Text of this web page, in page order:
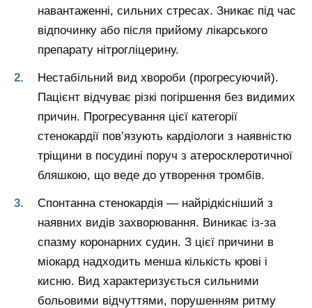
навантаженні, сильних стресах. Зникає під час
відпочинку або після прийому лікарського
препарату нітрогліцерину.
Нестабільний вид хвороби (прогресуючий).
Пацієнт відчуває різкі погіршення без видимих
причин. Прогресування цієї категорії
стенокардії пов’язують кардіологи з наявністю
тріщини в посудині поруч з атеросклеротичної
бляшкою, що веде до утворення тромбів.
Спонтанна стенокардія — найрідкісніший з
наявних видів захворювання. Виникає із-за
спазму коронарних судин. З цієї причини в
міокард надходить менша кількість крові і
кисню. Вид характеризується сильними
больовими відчуттями, порушенням ритму